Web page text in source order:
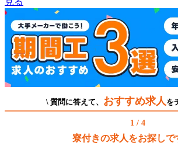
\ 質問に答えて、 おすすめ求人 を
1 / 4
寮付きの求人をお探しで